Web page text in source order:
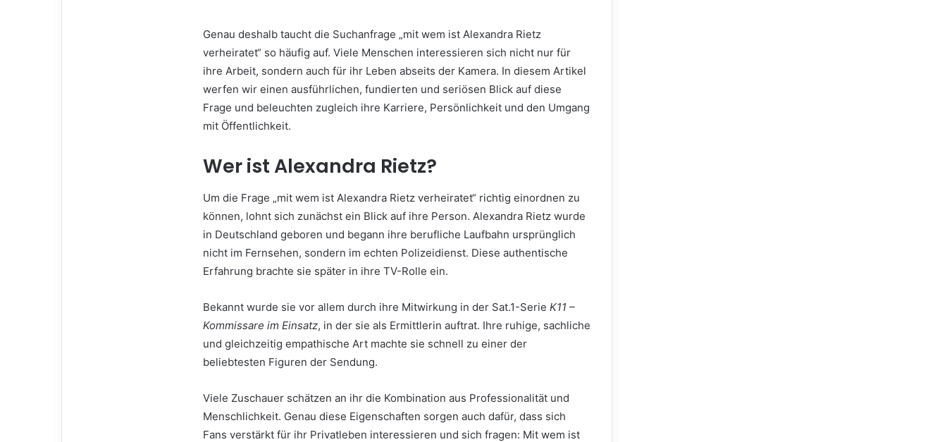
Genau deshalb taucht die Suchanfrage „mit wem ist Alexandra Rietz
verheiratet“ so häufig auf. Viele Menschen interessieren sich nicht nur für
ihre Arbeit, sondern auch für ihr Leben abseits der Kamera. In diesem Artikel
werfen wir einen ausführlichen, fundierten und seriösen Blick auf diese
Frage und beleuchten zugleich ihre Karriere, Persönlichkeit und den Umgang
mit Öffentlichkeit.
Wer ist Alexandra Rietz?
Um die Frage „mit wem ist Alexandra Rietz verheiratet“ richtig einordnen zu
können, lohnt sich zunächst ein Blick auf ihre Person. Alexandra Rietz wurde
in Deutschland geboren und begann ihre berufliche Laufbahn ursprünglich
nicht im Fernsehen, sondern im echten Polizeidienst. Diese authentische
Erfahrung brachte sie später in ihre TV-Rolle ein.
Bekannt wurde sie vor allem durch ihre Mitwirkung in der Sat.1-Serie K11 –
Kommissare im Einsatz, in der sie als Ermittlerin auftrat. Ihre ruhige, sachliche
und gleichzeitig empathische Art machte sie schnell zu einer der
beliebtesten Figuren der Sendung.
Viele Zuschauer schätzen an ihr die Kombination aus Professionalität und
Menschlichkeit. Genau diese Eigenschaften sorgen auch dafür, dass sich
Fans verstärkt für ihr Privatleben interessieren und sich fragen: Mit wem ist